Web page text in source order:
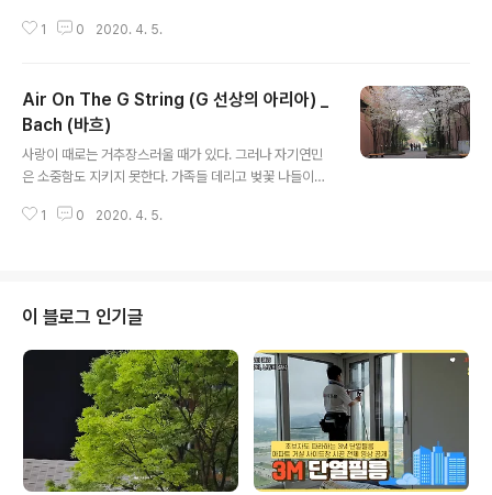
지 의문을 갖게 한다. #좋은글 #사랑한후에 #전인권, #석
공사인력 _ 철거대행, 유지보수대행, 인력제공 전문업체 철
거대행, 유지보수대행, 인력제공 전문업체 csworker.mo
doo.at 슈퍼앤슈퍼 컴퍼니 http://www.superandsup
er.co.kr SUPER AND SUPER www.superandsupe
블로그제작, 제작홍보, ..
1 0 2020. 4. 5.
Air On The G String (G 선상의 아리아) _
Bach (바흐)
사랑이 때로는 거추장스러울 때가 있다. 그러나 자기연민
은 소중함도 지키지 못한다. 가족들 데리고 벚꽃 나들이라
n The G String #바흐 #Bach #나들이 #가족여행 공사
수대행, 인력제공 전문업체 csworker.modoo.at 슈퍼
앤슈퍼 컴퍼니 http://www.superandsuper.co.kr SU
PER AND SUPER www.superandsuper.co.kr 인터
넷마케팅, 부동산컨설팅, 영상제작, 홈피제작, 블로그제작,
제작홍보, 방송제작, 인..
1 0 2020. 4. 5.
이 블로그 인기글